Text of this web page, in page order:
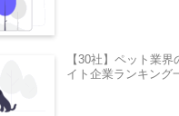
【30社】ペット業界
イト企業ランキング